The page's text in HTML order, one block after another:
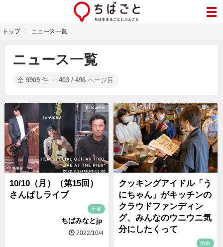
トップ ニュース一覧
ニュース一覧
全 9909 件 ・ 403 / 496 ページ目
10/10（月）（第15回）
さんばしライブ
千葉
ちばみなとjp
2022/10/4
クッキングアイドル「う
にちゃん」がキッチンの
クラウドファンディン
グ、みんなのウニウニ気
分にしたくって
船橋